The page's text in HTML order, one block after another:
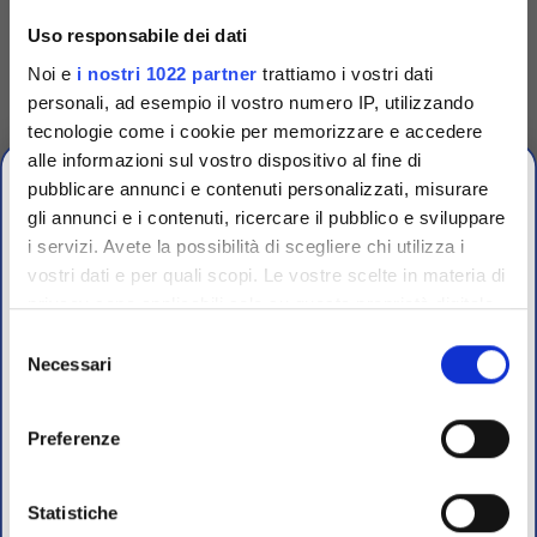
Uso responsabile dei dati
Noi e i nostri 1022 partner trattiamo i vostri dati
personali, ad esempio il vostro numero IP, utilizzando
tecnologie come i cookie per memorizzare e accedere
alle informazioni sul vostro dispositivo al fine di
pubblicare annunci e contenuti personalizzati, misurare
gli annunci e i contenuti, ricercare il pubblico e sviluppare
i servizi. Avete la possibilità di scegliere chi utilizza i
vostri dati e per quali scopi. Le vostre scelte in materia di
privacy sono applicabili solo su questa proprietà digitale
modificare o revocare il proprio consenso in qualsiasi
momento dalla Dichiarazione sui cookie o facendo clic
raccogliere informazioni sulla tua posizione
delNecessari
Preferenze
Statistiche
Tryptic Soybean Broth (TSB)
mod. con indicatore di pH,
incubazione 24 ore (vapore) o
72 ore (chemiclave) di G.
stearothermophilus
Accedi Per visualizzare
prezzi e schede tecniche
CHIUSURA
Per maggiori informazioni sui nostri prodotti